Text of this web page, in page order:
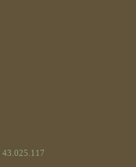
43.025.117